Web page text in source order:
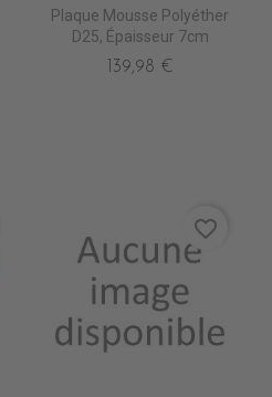
Plaque Mousse Polyéther
D25, Épaisseur 7cm
139,98 €
favorite_border